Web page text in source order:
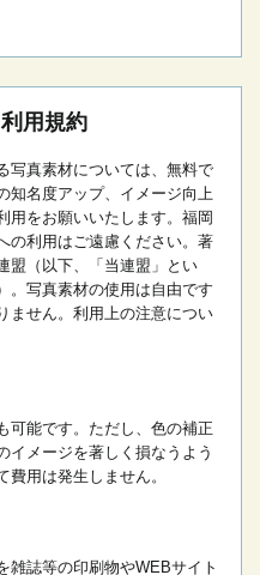
用規約
写真素材については、無料で
知名度アップ、イメージ向上
をお願いいたします。 福岡
利用はご遠慮ください。 著
盟（以下、「当連盟」とい
。写真素材の使用は自由です
せん。 利用上の注意につい
可能です。ただし、色の補正
イメージを著しく損なうよう
費用は発生しません。
雑誌等の印刷物やWEBサイト